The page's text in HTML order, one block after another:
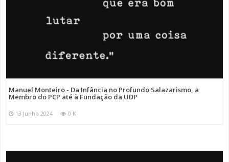
Manuel Monteiro - Da Infância no Profundo Salazarismo, a
Membro do PCP até à Fundação da UDP
13 Junho 2024 0 K